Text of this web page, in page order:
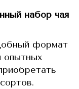
набор чая
формат
опытных